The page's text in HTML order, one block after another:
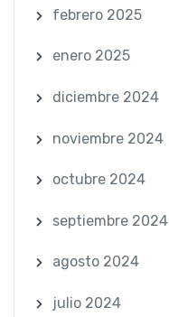
febrero 2025
enero 2025
diciembre 2024
noviembre 2024
octubre 2024
septiembre 2024
agosto 2024
julio 2024